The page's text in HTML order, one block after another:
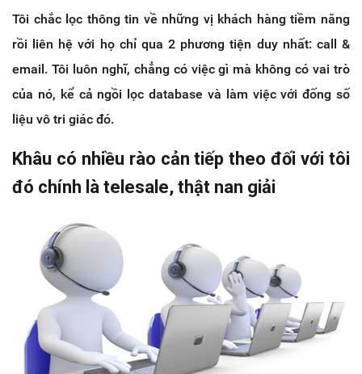
Tôi chắc lọc thông tin về những vị khách hàng tiềm năng
rồi liên hệ với họ chỉ qua 2 phương tiện duy nhất: call &
email. Tôi luôn nghĩ, chẳng có việc gì mà không có vai trò
của nó, kể cả ngồi lọc database và làm việc với đống số
liệu vô tri giác đó.
Khâu có nhiều rào cản tiếp theo đối với tôi
đó chính là telesale, thật nan giải